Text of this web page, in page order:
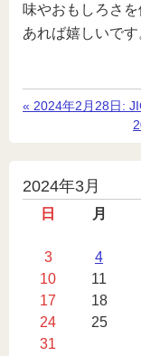
味やおもしろさ
あれば嬉しいです
« 前
2024年2月28日:
投
2024年3月
日 月
3
4
10
11
17
18
24
25
31